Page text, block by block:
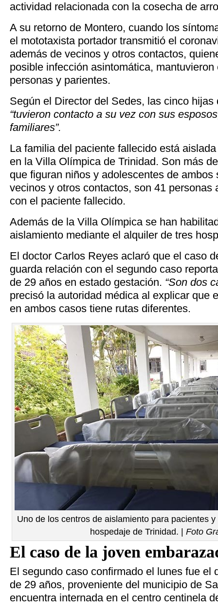
actividad relacionada con la cosecha de
A su retorno de Montero, cuando los
el mototaxista portador transmitió el
además de vecinos y otros contactos,
posible infección asintomática,
personas y parientes.
Según el Director del Sedes, las cinco hijas
“tuvieron contacto a su vez con sus
familiares”.
La familia del paciente fallecido está
en la Villa Olímpica de Trinidad. Son más
que figuran niños y adolescentes de ambos
vecinos y otros contactos, son 41 personas
con el paciente fallecido.
Además de la Villa Olímpica se han
aislamiento mediante el alquiler de tres
El doctor Carlos Reyes aclaró que el caso
guarda relación con el segundo caso
de 29 años en estado gestación. “Son dos
precisó la autoridad médica al explicar que
en ambos casos tiene rutas diferentes.
Uno de los centros de aislamiento para pacientes
hospedaje de Trinidad. |Foto
El caso de la joven
El segundo caso confirmado el lunes fue el
de 29 años, proveniente del municipio de
encuentra internada en el centro centinela